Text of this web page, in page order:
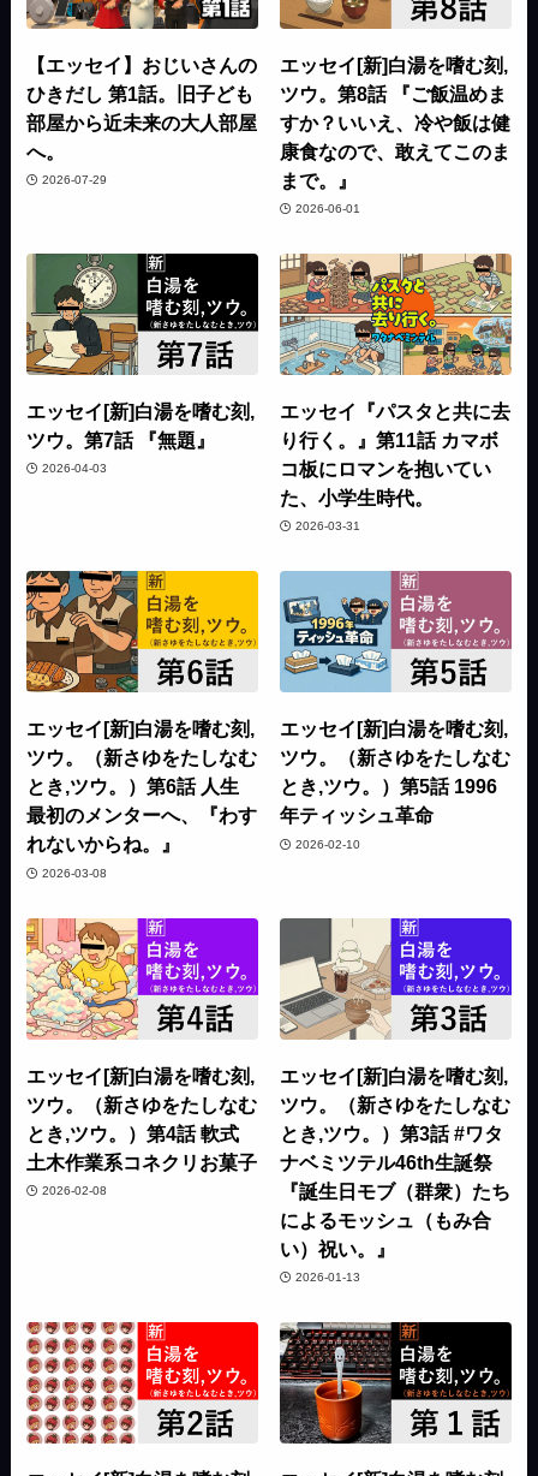
【エッセイ】おじいさんの
ひきだし 第1話。旧子ども
部屋から近未来の大人部屋
へ。
2026-07-29
エッセイ[新]白湯を嗜む刻,
ツウ。第8話 『ご飯温めま
すか？いいえ、冷や飯は健
康食なので、敢えてこのま
まで。』
2026-06-01
エッセイ[新]白湯を嗜む刻,
ツウ。第7話 『無題』
2026-04-03
エッセイ『パスタと共に去
り行く。』第11話 カマボ
コ板にロマンを抱いてい
た、小学生時代。
2026-03-31
エッセイ[新]白湯を嗜む刻,
ツウ。（新さゆをたしなむ
とき,ツウ。）第6話 人生
最初のメンターへ、『わす
れないからね。』
2026-03-08
エッセイ[新]白湯を嗜む刻,
ツウ。（新さゆをたしなむ
とき,ツウ。）第5話 1996
年ティッシュ革命
2026-02-10
エッセイ[新]白湯を嗜む刻,
ツウ。（新さゆをたしなむ
とき,ツウ。）第4話 軟式
土木作業系コネクリお菓子
2026-02-08
エッセイ[新]白湯を嗜む刻,
ツウ。（新さゆをたしなむ
とき,ツウ。）第3話 #ワタ
ナベミツテル46th生誕祭
『誕生日モブ（群衆）たち
によるモッシュ（もみ合
い）祝い。』
2026-01-13